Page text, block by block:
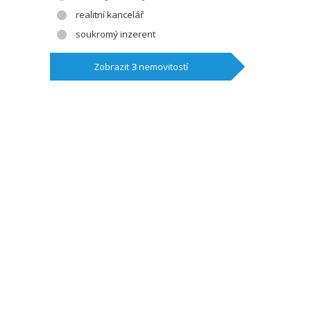
realitní kancelář
soukromý inzerent
Zobrazit 3nemovitostí